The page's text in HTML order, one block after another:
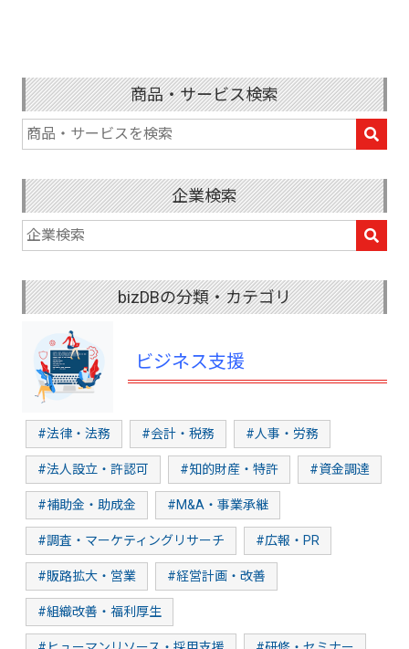
商品・サービス検索
企業検索
bizDBの分類・カテゴリ
ビジネス支援
#法律・法務 #会計・税務 #人事・労務
#法人設立・許認可 #知的財産・特許 #資金調達
#補助金・助成金 #M&A・事業承継
#調査・マーケティングリサーチ #広報・PR
#販路拡大・営業 #経営計画・改善
#組織改善・福利厚生